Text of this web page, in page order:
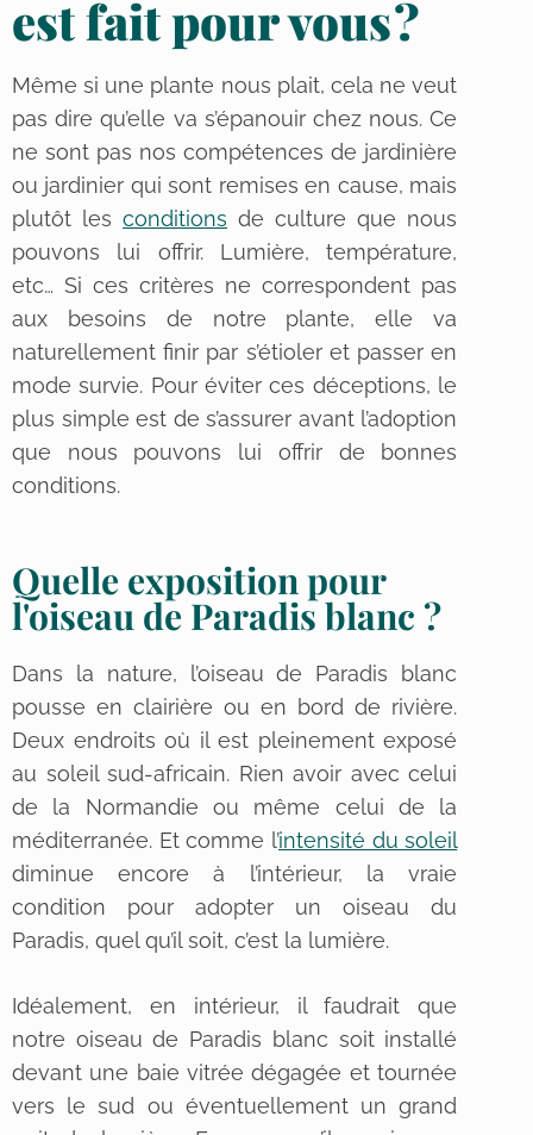
est fait pour vous ?
Même si une plante nous plait, cela ne veut
pas dire qu’elle va s’épanouir chez nous. Ce
ne sont pas nos compétences de jardinière
ou jardinier qui sont remises en cause, mais
plutôt lesconditions de culture que nous
pouvons lui offrir. Lumière, température,
etc… Si ces critères ne correspondent pas
aux besoins de notre plante, elle va
naturellement finir par s’étioler et passer en
mode survie. Pour éviter ces déceptions, le
plus simple est de s’assurer avant l’adoption
que nous pouvons lui offrir de bonnes
conditions.
Quelle exposition pour
l'oiseau de Paradis blanc ?
Dans la nature, l’oiseau de Paradis blanc
pousse en clairière ou en bord de rivière.
Deux endroits où il est pleinement exposé
au soleil sud-africain. Rien avoir avec celui
de la Normandie ou même celui de la
méditerranée. Et comme l’intensité du soleil
diminue encore à l’intérieur, la vraie
condition pour adopter un oiseau du
Paradis, quel qu’il soit, c’est la lumière.
Idéalement, en intérieur, il faudrait que
notre oiseau de Paradis blanc soit installé
devant une baie vitrée dégagée et tournée
vers le sud ou éventuellement un grand